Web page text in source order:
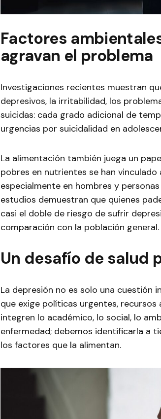
Factores
agravan el problema
Investigaciones recientes muestran
depresivos, la irritabilidad, los
suicidas: cada grado adicional de
urgencias por suicidalidad en
La alimentación también juega un
pobres en nutrientes se han
especialmente en hombres y
estudios demuestran que quienes
casi el doble de riesgo de sufrir
comparación con la población general.
Un desafío de salud
La depresión no es solo una cuestión
que exige políticas urgentes,
integren lo académico, lo social, lo
enfermedad; debemos identificarla a
los factores que la alimentan.